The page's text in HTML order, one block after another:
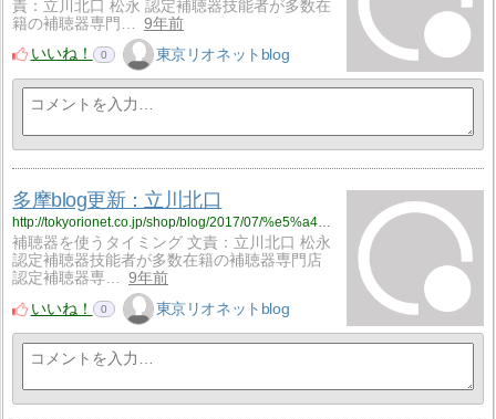
責：立川北口 松永 認定補聴器技能者が多数在
籍の補聴器専門…
9年前
いいね！
0 東京リオネットblog
多摩blog更新：立川北口
http://tokyorionet.co.jp/shop/blog/2017/07/%e5%a4%9a%e6%91%a9blog%e6%9b%b4%e6%96%b0%ef%bc%9a%e7%ab%8b%e5%b7%9d%e5%8c%97%e5%8f%a3-63/
補聴器を使うタイミング 文責：立川北口 松永
認定補聴器技能者が多数在籍の補聴器専門店
認定補聴器専…
9年前
いいね！
0 東京リオネットblog